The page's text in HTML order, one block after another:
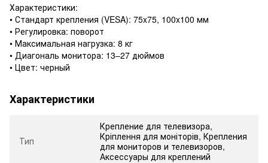
Характеристики:
• Стандарт крепления (VESA): 75x75, 100x100 мм
• Регулировка: поворот
• Максимальная нагрузка: 8 кг
• Диагональ монитора: 13–27 дюймов
• Цвет: черный
Характеристики
Тип
Крепление для телевизора,
Кріплення для моніторів, Крепления
для мониторов и телевизоров,
Аксессуары для креплений